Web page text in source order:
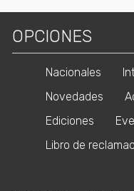
OPCIONES
Nacionales
Novedades
Ediciones
Libro de